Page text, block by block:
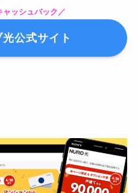
ャッシュバック ／
公式サイト